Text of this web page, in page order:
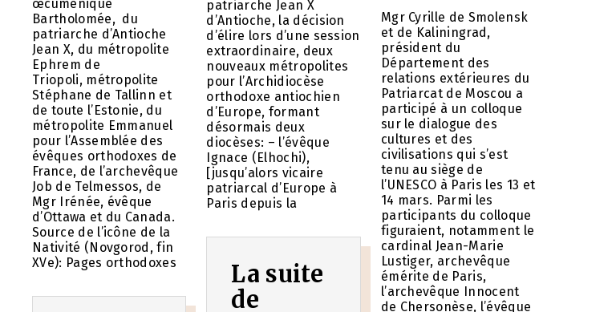
œcuménique
Bartholomée, du
patriarche d’Antioche
Jean X, du métropolite
Ephrem de
Triopoli, métropolite
Stéphane de Tallinn et
de toute l’Estonie, du
métropolite Emmanuel
pour l’Assemblée des
évêques orthodoxes de
France, de l’archevêque
Job de Telmessos, de
Mgr Irénée, évêque
d’Ottawa et du Canada.
Source de l’icône de la
Nativité (Novgorod, fin
XVe): Pages orthodoxes
patriarche Jean X
d’Antioche, la décision
d’élire lors d’une session
extraordinaire, deux
nouveaux métropolites
pour l’Archidiocèse
orthodoxe antiochien
d’Europe, formant
désormais deux
diocèses: – l’évêque
Ignace (Elhochi),
[jusqu’alors vicaire
patriarcal d’Europe à
Paris depuis la
La suite
de
Mgr Cyrille de Smolensk
et de Kaliningrad,
président du
Département des
relations extérieures du
Patriarcat de Moscou a
participé à un colloque
sur le dialogue des
cultures et des
civilisations qui s’est
tenu au siège de
l’UNESCO à Paris les 13 et
14 mars. Parmi les
participants du colloque
figuraient, notamment le
cardinal Jean-Marie
Lustiger, archevêque
émérite de Paris,
l’archevêque Innocent
de Chersonèse, l’évêque